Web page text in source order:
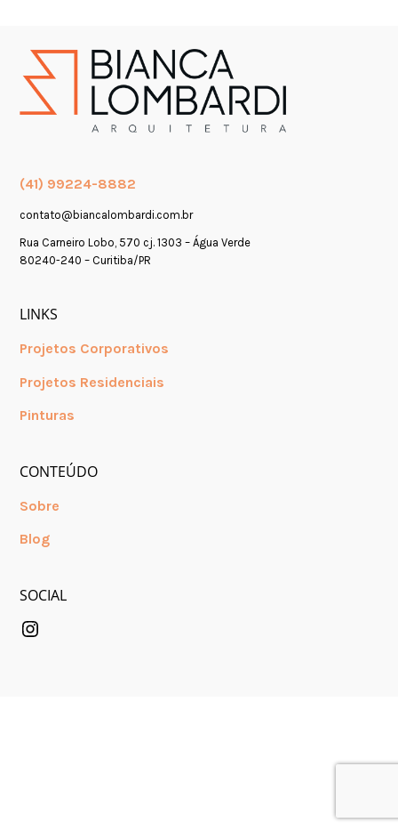
(41) 99224-8882
contato@biancalombardi.com.br
Rua Carneiro Lobo, 570 cj. 1303 – Água Verde
80240-240 – Curitiba/PR
LINKS
Projetos Corporativos
Projetos Residenciais
Pinturas
CONTEÚDO
Sobre
Blog
SOCIAL